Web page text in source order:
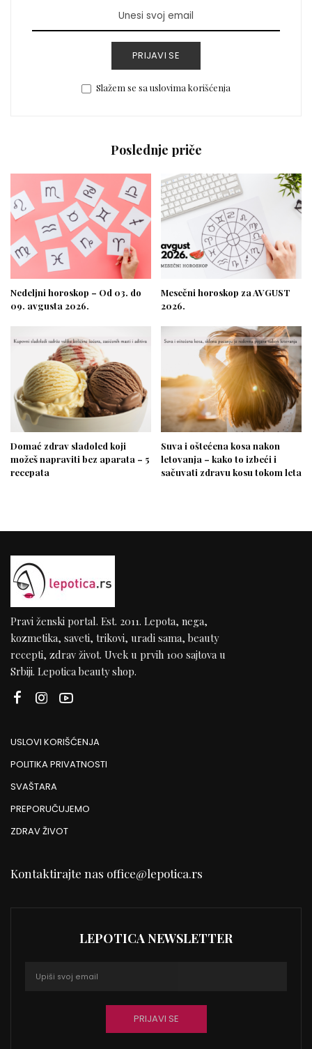
PRIJAVI SE
Slažem se sa uslovima korišćenja
Poslednje priče
Nedeljni horoskop – Od 03. do
09. avgusta 2026.
Mesečni horoskop za AVGUST
2026.
Domać zdrav sladoled koji
možeš napraviti bez aparata – 5
recepata
Suva i oštećena kosa nakon
letovanja – kako to izbeći i
sačuvati zdravu kosu tokom leta
Pravi ženski portal. Est. 2011. Lepota, nega,
kozmetika, saveti, trikovi, uradi sama, beauty
recepti, zdrav život. Uvek u prvih 100 sajtova u
Srbiji. Lepotica beauty shop.
USLOVI KORIŠĆENJA
POLITIKA PRIVATNOSTI
SVAŠTARA
PREPORUČUJEMO
ZDRAV ŽIVOT
Kontaktirajte nas office@lepotica.rs
LEPOTICA NEWSLETTER